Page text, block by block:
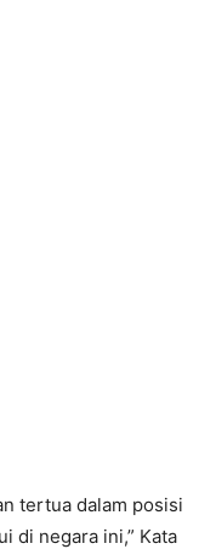
tertua dalam posisi
di negara ini,” Kata